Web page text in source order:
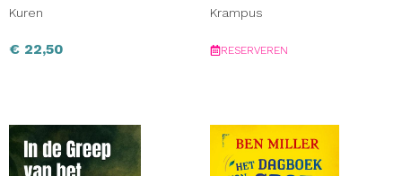
Kuren
€ 22,50
Krampus
RESERVEREN